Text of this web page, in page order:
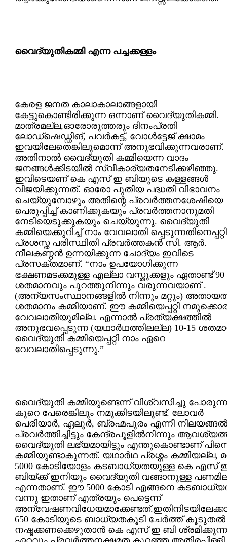
വൈദ്യുതികമ്മി എന്ന പച്ചക്കള്ളം
കേരള ജനത കാലാകാലാങ്ങളായി
കേട്ടുകൊണ്ടിരിക്കുന്ന ഒന്നാണ് വൈദ്യുതികമ്മി.
മാത്രമല്ല,ഓരോരുത്തരും ദിനംപ്രതി
ലോഡ്ഷെഡ്ഡിങ്, പവര്‍കട്ട്, വോള്‍ട്ടേജ് ക്ഷാമം
ഇവയിലേതെങ്കിലുമൊന്ന് അനുഭവിക്കുന്നവരാണ്.
അതിനാല്‍ വൈദ്യുതി കമ്മിയെന്ന വാദം
ജനങ്ങള്‍ക്കിടയില്‍ സ്വീകാര്യതനേടിക്കഴിഞ്ഞു.
ഇവിടെയണ് കെ എസ് ഇ ബിയുടെ കള്ളങ്ങള്‍
വിജയിക്കുന്നത്. ഓരോ പുതിയ പദ്ധതി വിഭാവനം
ചെയ്യുമ്പോഴും അതിന്റെ പ്രവര്‍ത്തനശേഷിയെ
പെരുപ്പിച്ച് കാണിക്കുകയും പ്രവര്‍ത്തനാനുമതി
നേടിയെടുക്കുകയും ചെയ്യുന്നു. വൈദ്യുതി
കമ്മിയെക്കുറിച്ച് നാം വേവലാതി പ്പെടുന്നതിനെപ്പറ്റി
പ്രശസ്ത പരിസ്ഥിതി പ്രവര്‍ത്തകന്‍ സി. ആര്‍.
നീലകണ്ഠന്‍ ഉന്നയിക്കുന്ന ചോദ്യം ഇവിടെ
പ്രസക്തമാണ്. “നാം ഉപയോഗിക്കുന്ന
ഭക്ഷണമടക്കമുള്ള എല്ലാ വസ്തുക്കളും ഏതാണ്ട് 90
ശതമാനവും പുറത്തുനിന്നും വരുന്നവയാണ് .
(അന്യസംസ്ഥാനങ്ങളില്‍ നിന്നും മറ്റും) അതായത്
ശതമാനം കമ്മിയാണ്. ഈ കമ്മിയെപ്പറ്റി
വേവലാതിയുമില്ല. എന്നാല്‍ പ്രത്യക്ഷത്തില്‍
അനുഭവപ്പെടുന്ന (യഥാര്‍ഥത്തിലല്ല) 10-15
വൈദ്യുതി കമ്മിയെപ്പറ്റി നാം ഏറെ
വേവലാതിപ്പെടുന്നു.”
വൈദ്യുതി കമ്മിയുണ്ടെന്ന് വിശ്വസിച്ചു പോരുന്ന
കുറെ പേരെങ്കിലും നമുക്കിടയിലുണ്ട്. ലോവര്‍
പെരിയാര്‍, ഏലൂര്‍, ബ്രഹ്മപുരം എന്നീ നിലയങ്ങല്‍
പ്രവര്‍ത്തിച്ചിട്ടും കേന്ദ്രപൂളില്‍നിന്നും
വൈദ്യുതി ലഭ്യമായിട്ടും എന്തുകൊണ്ടാണ്
കമ്മിയുണ്ടാകുന്നത്. യഥാര്‍ഥ പ്രശ്നം കമ്മിയല്ല,
5000 കോടിയോളം കടബാധ്യതയുള്ള കെ എസ്
ബിയ്ക്ക് ഇനിയും വൈദ്യുതി വങ്ങാനുള്ള
എന്നതാണ്. ഈ 5000 കോടി എങ്ങനെ
വന്നു ഇതാണ് എത്രയും പെട്ടെന്ന്
650 കോടിയുടെ ബാധ്യതകൂടി ചേര്‍ത്ത് കൂടുതല്‍
നഷ്ടക്കണക്കെഴുതാന്‍ കെ എസ് ഇ ബി